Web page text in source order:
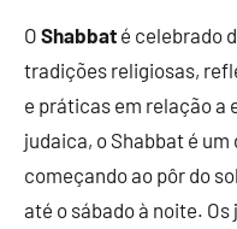
O Shabbat é celebrado
tradições religiosas,
e práticas em relação a
judaica, o Shabbat é
começando ao pôr do
até o sábado à noite.